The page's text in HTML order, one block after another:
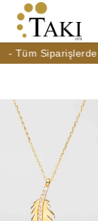
- Tüm Siparişlerde